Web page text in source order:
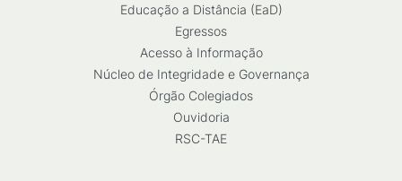
Educação a Distância (EaD)
Egressos
Acesso à Informação
Núcleo de Integridade e Governança
Órgão Colegiados
Ouvidoria
RSC-TAE